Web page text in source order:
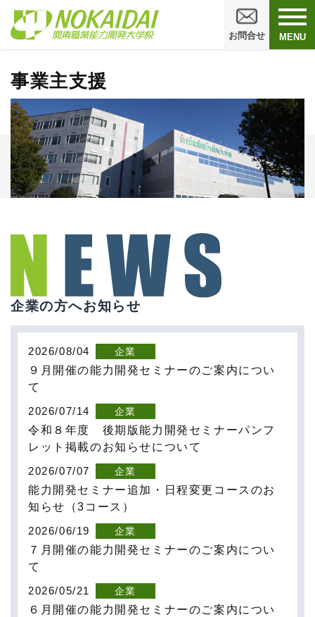
お問合せ MENU
事業主支援
企業の方へお知らせ
2026/08/04 企業
９月開催の能力開発セミナーのご案内につい
て
2026/07/14
企業
令和８年度 後期版能力開発セミナーパンフ
レット掲載のお知らせについて
2026/07/07
企業
能力開発セミナー追加・日程変更コースのお
知らせ（3コース）
2026/06/19
企業
７月開催の能力開発セミナーのご案内につい
て
2026/05/21
企業
６月開催の能力開発セミナーのご案内につい